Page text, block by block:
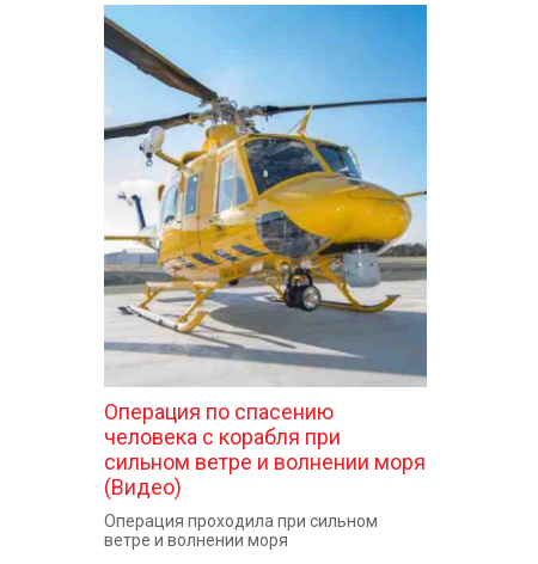
Операция по спасению
человека с корабля при
сильном ветре и волнении моря
(Видео)
Операция проходила при сильном
ветре и волнении моря